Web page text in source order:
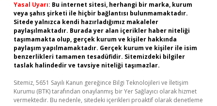
Yasal Uyarı: Bu internet sitesi, herhangi bir marka, kurum
veya şahıs şirketi ile hiçbir bağlantısı bulunmamaktadır.
Sitede yalnızca kendi hazırladığımız makaleler
paylaşılmaktadır. Burada yer alan içerikler haber niteliği
taşımamakta olup, gerçek kurum ve kişiler hakkında
paylaşım yapılmamaktadır. Gerçek kurum ve kişiler ile isim
benzerlikleri tamamen tesadüfidir. Sitemizdeki bilgiler
taslak halindedir ve tavsiye niteliği taşımazlar.
Sitemiz, 5651 Sayılı Kanun gereğince Bilgi Teknolojileri ve İletişim
Kurumu (BTK) tarafından onaylanmış bir Yer Sağlayıcı olarak hizmet
vermektedir. Bu nedenle, sitedeki içerikleri proaktif olarak denetleme